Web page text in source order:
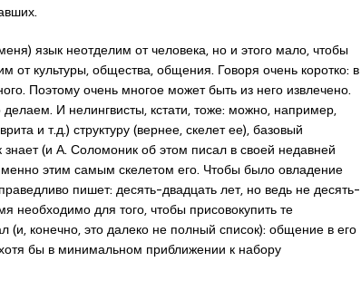
язык неотделим от человека, но и этого мало, чтобы
от культуры, общества, общения. Говоря очень коротко: в
Поэтому очень многое может быть из него извлечено.
И нелингвисты, кстати, тоже: можно, например,
и т.д.) структуру (вернее, скелет ее), базовый
(и А. Соломоник об этом писал в своей недавней
этим самым скелетом его. Чтобы было овладение
пишет: десять-двадцать лет, но ведь не десять-
необходимо для того, чтобы присовокупить те
конечно, это далеко не полный список): общение в его
бы в минимальном приближении к набору